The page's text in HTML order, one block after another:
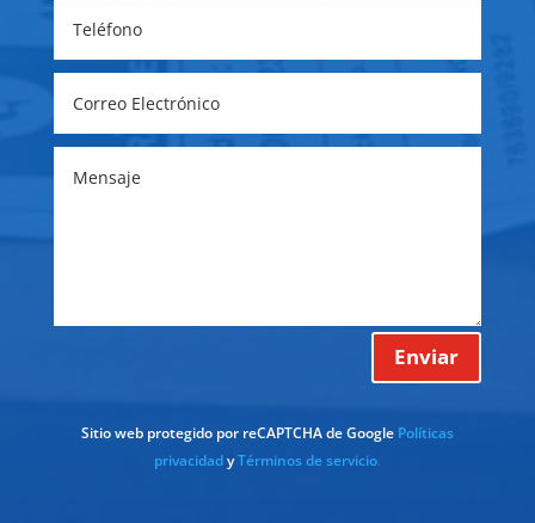
Enviar
Sitio web protegido por reCAPTCHA de Google Políticas
privacidadyTérminos de servicio.